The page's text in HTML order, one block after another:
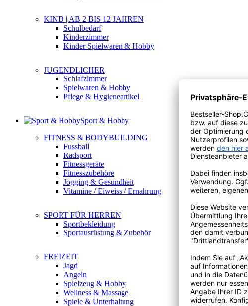
KIND | AB 2 BIS 12 JAHREN
Schulbedarf
Kinderzimmer
Kinder Spielwaren & Hobby
JUGENDLICHER
Schlafzimmer
Spielwaren & Hobby
Pflege & Hygieneartikel
Sport & Hobby
FITNESS & BODYBUILDING
Fussball
Radsport
Fitnessgeräte
Fitnesszubehöre
Jogging & Gesundheit
Vitamine / Eiweiss / Ernahrung
SPORT FÜR HERREN
Sportbekleidung
Sportausrüstung & Zubehör
FREIZEIT
Jagd
Angeln
Spielzeug & Hobby
Wellness & Massage
Spiele & Unterhaltung